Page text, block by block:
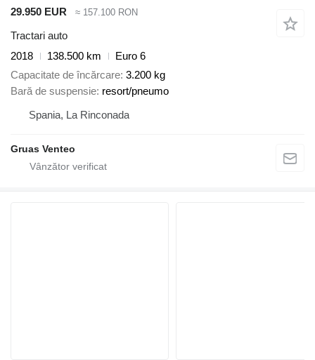
29.950 EUR
≈ 157.100 RON
Tractari auto
2018
138.500 km
Euro 6
Capacitate de încărcare 3.200 kg
Bară de suspensie resort/pneumo
Spania, La Rinconada
Gruas Venteo